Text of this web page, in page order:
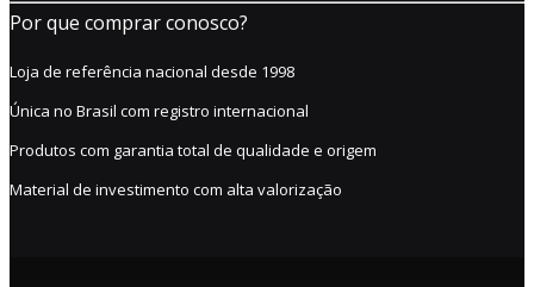
Por que comprar conosco?
Loja de referência nacional desde 1998
Única no Brasil com registro internacional
Produtos com garantia total de qualidade e origem
Material de investimento com alta valorização